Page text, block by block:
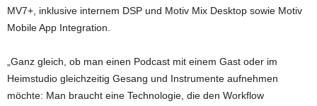
MV7+, inklusive internem DSP und Motiv Mix Desktop sowie Motiv
Mobile App Integration.
„Ganz gleich, ob man einen Podcast mit einem Gast oder im
Heimstudio gleichzeitig Gesang und Instrumente aufnehmen
möchte: Man braucht eine Technologie, die den Workflow